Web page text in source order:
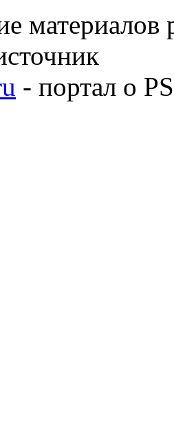
материалов
- портал о